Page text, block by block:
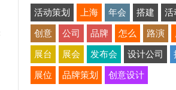
活动策划 上海 年会 搭建 活
创意 公司 品牌 怎么 路演
展台 展会 发布会 设计公司
展位 品牌策划 创意设计